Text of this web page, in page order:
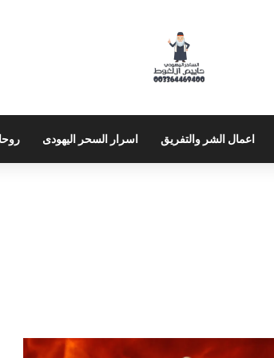
اعمال الشر والتفريق اسرار السحر اليهودى